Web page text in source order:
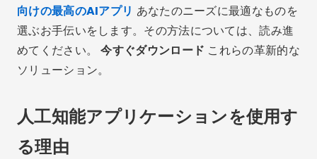
向けの最高のAIアプリ あなたのニーズに最適なものを
選ぶお手伝いをします。その方法については、読み進
めてください。今すぐダウンロード これらの革新的な
ソリューション。
人工知能アプリケーションを使用す
る理由